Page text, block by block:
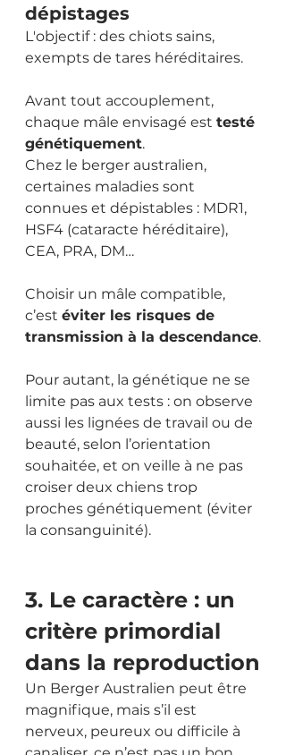
dépistages
L'objectif : des chiots sains,
exempts de tares héréditaires.
Avant tout accouplement,
chaque mâle envisagé est testé
génétiquement.
Chez le berger australien,
certaines maladies sont
connues et dépistables : MDR1,
HSF4 (cataracte héréditaire),
CEA, PRA, DM…
Choisir un mâle compatible,
c’est éviter les risques de
transmission à la descendance.
Pour autant, la génétique ne se
limite pas aux tests : on observe
aussi les lignées de travail ou de
beauté, selon l’orientation
souhaitée, et on veille à ne pas
croiser deux chiens trop
proches génétiquement (éviter
la consanguinité).
3. Le caractère : un
critère primordial
dans la reproduction
Un Berger Australien peut être
magnifique, mais s’il est
nerveux, peureux ou difficile à